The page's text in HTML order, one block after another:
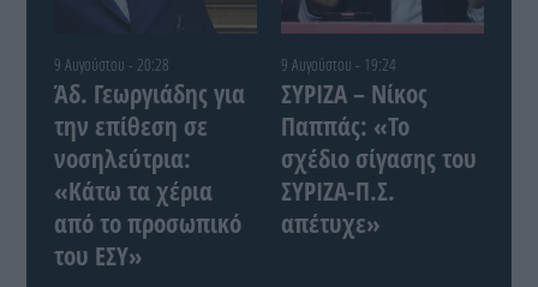
9 Αυγούστου - 20:28
Άδ. Γεωργιάδης για
την επίθεση σε
νοσηλεύτρια:
«Κάτω τα χέρια
από το προσωπικό
του ΕΣΥ»
9 Αυγούστου - 19:24
ΣΥΡΙΖΑ – Νίκος
Παππάς: «Το
σχέδιο σίγασης του
ΣΥΡΙΖΑ-Π.Σ.
απέτυχε»